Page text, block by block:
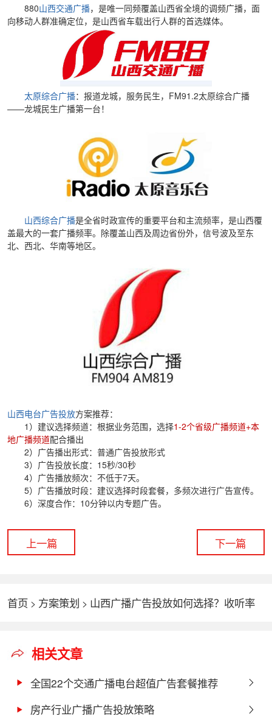
880山西交通广播，是唯一同频覆盖山西省全境的调频广播，面
向移动人群准确定位，是山西省车载出行人群的首选媒体。
太原综合广播：报道龙城，服务民生，FM91.2太原综合广播
——龙城民生广播第一台！
山西综合广播是全省时政宣传的重要平台和主流频率，是山西覆
盖最大的一套广播频率。除覆盖山西及周边省份外，信号波及至东
北、西北、华南等地区。
山西电台广告投放方案推荐：
1）建议选择频道：根据业务范围，选择1-2个省级广播频道+本
地广播频道配合播出
2）广告播出形式：普通广告投放形式
3）广告投放长度：15秒/30秒
4）广告播放频次：不低于7天。
5）广告播放时段： 建议选择时段套餐，多频次进行广告宣传。
6）深度合作：10分钟以内专题广告。
上一篇 下一篇
首页 > 方案策划 > 山西广播广告投放如何选择？收听率
相关文章
全国22个交通广播电台超值广告套餐推荐
（100万）
房产行业广播广告投放策略